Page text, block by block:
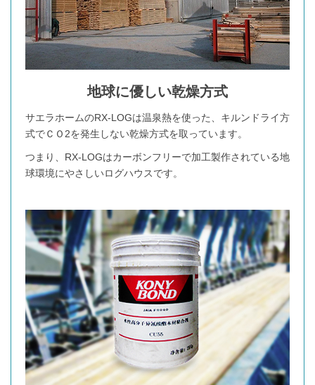
地球に優しい乾燥方式
サエラホームのRX-LOGは温泉熱を使った、キルンドライ方
式でＣＯ2を発生しない乾燥方式を取っています。
つまり、RX-LOGはカーボンフリーで加工製作されている地
球環境にやさしいログハウスです。